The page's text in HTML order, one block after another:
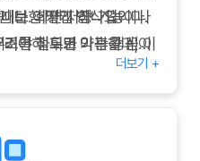
는 어떻게 하나요?
건 철회가 가능하며, 이
?
한 부분을 보완할 수 있
다. 화면 저장 기능이나
록해 두면 이후 갱신이
할 수 있습니다. 뉴스레터
한정 특약이나 할인 프
으로 확인하면 스스로
보험 가입 방식입니다.
야 하므로 약관을 꼼꼼
이해한 후 가입하시기 바
해 합리적인 비용으로
더보기 +